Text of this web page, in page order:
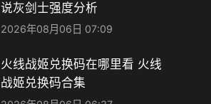
说灰剑士强度分析
2026年08月06日 07:09
火线战姬兑换码在哪里看 火线
战姬兑换码合集